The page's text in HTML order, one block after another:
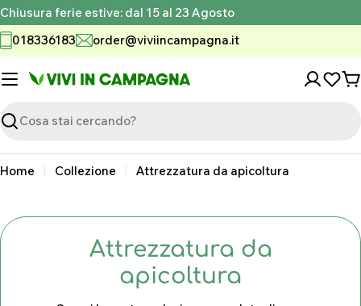
Vai
al
contenuto
Chiusura ferie estive: dal 15 al 23 Agosto
018336183
order@viviincampagna.it
Ricerca
Home Collezione Attrezzatura da apicoltura
Attrezzatura da
apicoltura